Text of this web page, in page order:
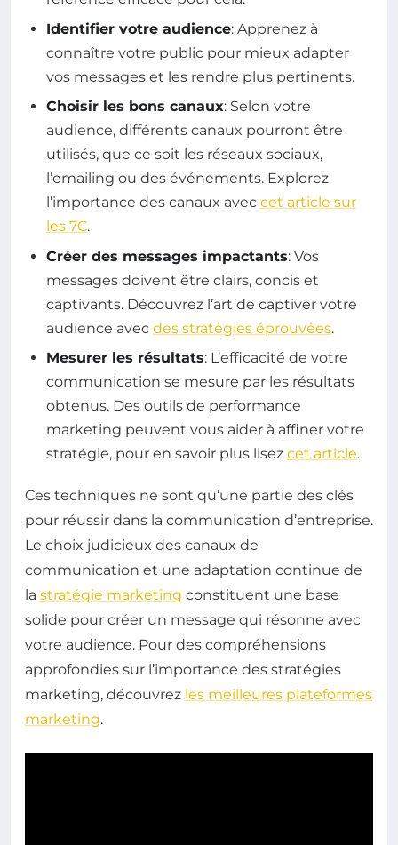
Identifier votre audience: Apprenez à
connaître votre public pour mieux adapter
vos messages et les rendre plus pertinents.
Choisir les bons canaux: Selon votre
audience, différents canaux pourront être
utilisés, que ce soit les réseaux sociaux,
l’emailing ou des événements. Explorez
l’importance des canaux avec cet article sur
les 7C.
Créer des messages impactants: Vos
messages doivent être clairs, concis et
captivants. Découvrez l’art de captiver votre
audience avec des stratégies éprouvées.
Mesurer les résultats: L’efficacité de votre
communication se mesure par les résultats
obtenus. Des outils de performance
marketing peuvent vous aider à affiner votre
stratégie, pour en savoir plus lisez cet article.
Ces techniques ne sont qu’une partie des clés
pour réussir dans la communication d’entreprise.
Le choix judicieux des canaux de
communication et une adaptation continue de
la stratégie marketing constituent une base
solide pour créer un message qui résonne avec
votre audience. Pour des compréhensions
approfondies sur l’importance des stratégies
marketing, découvrez les meilleures plateformes
marketing.